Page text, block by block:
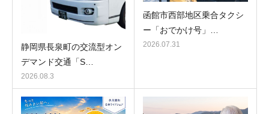
静岡県長泉町の交流型オン
デマンド交通「S…
2026.08.3
函館市西部地区乗合タクシ
ー「おでかけ号」…
2026.07.31